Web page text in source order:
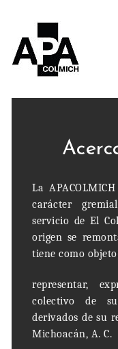
La
carácter
servicio de El
origen se
tiene como
representar,
colectivo de
derivados de su
Michoacán, A. C.